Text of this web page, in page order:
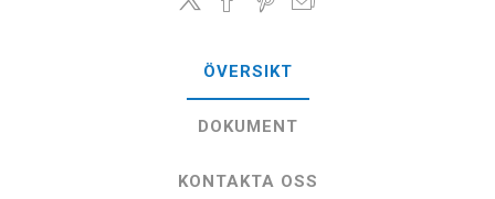
ÖVERSIKT
DOKUMENT
KONTAKTA OSS